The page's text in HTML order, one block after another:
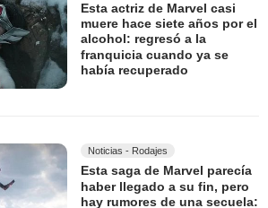
Esta actriz de Marvel casi
muere hace siete años por el
alcohol: regresó a la
franquicia cuando ya se
había recuperado
Noticias - Rodajes
Esta saga de Marvel parecía
haber llegado a su fin, pero
hay rumores de una secuela: